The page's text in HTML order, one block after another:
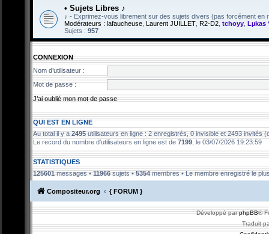
• Sujets Libres ♪
♪ - Exprimez-vous librement sur des sujets divers (pas forcément en
Modérateurs : lafaucheuse Laurent JUILLET R2-D2 tchoyy Lµkas
Sujets : 957
CONNEXION
Nom d’utilisateur :
Mot de passe :
J’ai oublié mon mot de passe
QUI EST EN LIGNE
Au total il y a2495utilisateurs en ligne : 2 enregistrés, 0 invisible et 2493 invités
Le record du nombre d’utilisateurs en ligne est de 7199 , le 03/07/2026 19:23:59
STATISTIQUES
125601messages •11966sujets •5354membres • Le membre enregistré le
Compositeur.org { FORUM }
Développé parphpBB®
Traduit